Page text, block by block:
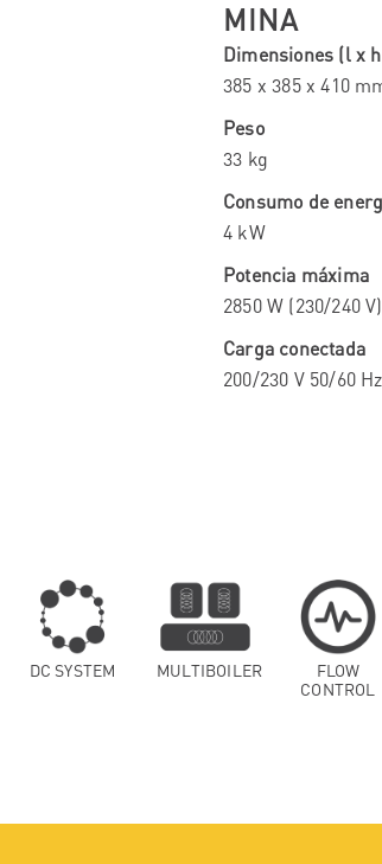
MINA
Dimensiones (l x
385 x 385 x 410
Peso
33 kg
Consumo de
4 kW
Potencia máxima
2850 W (230/240
Carga conectada
200/230 V 50/60
DC SYSTEM MULTIBOILER
FLOW
CONTROL